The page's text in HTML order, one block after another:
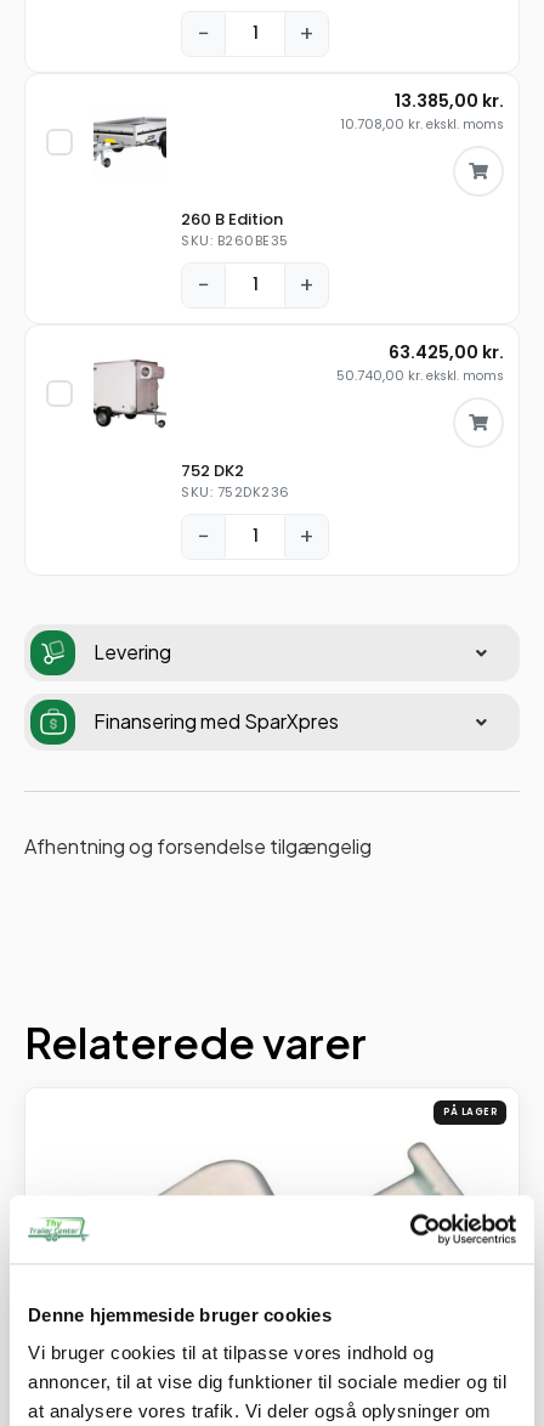
Denne hjemmeside bruger cookies
Vi bruger cookies til at tilpasse vores indhold og
annoncer, til at vise dig funktioner til sociale medier og til
at analysere vores trafik. Vi deler også oplysninger om
− +
260 B Edition
SKU: B260BE35
− +
13.385,00 kr.
10.708,00 kr. ekskl. moms
752 DK2
SKU: 752DK236
− +
63.425,00 kr.
50.740,00 kr. ekskl. moms
Levering
Finansering med SparXpres
Afhentning og forsendelse tilgængelig
Relaterede varer
PÅ LAGER